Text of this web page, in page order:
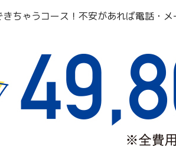
ちゃうコース！不安があれば電話・メ